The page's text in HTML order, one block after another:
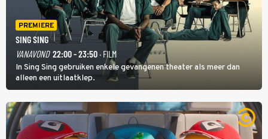
PREMIERE
SING SING
VANAVOND 22:00 - 23:50· FILM
In Sing Sing gebruiken enkele gevangenen theater als meer dan
alleen een uitlaatklep.